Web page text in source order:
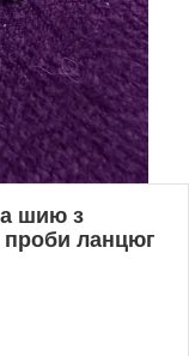
шию з
проби ланцюг